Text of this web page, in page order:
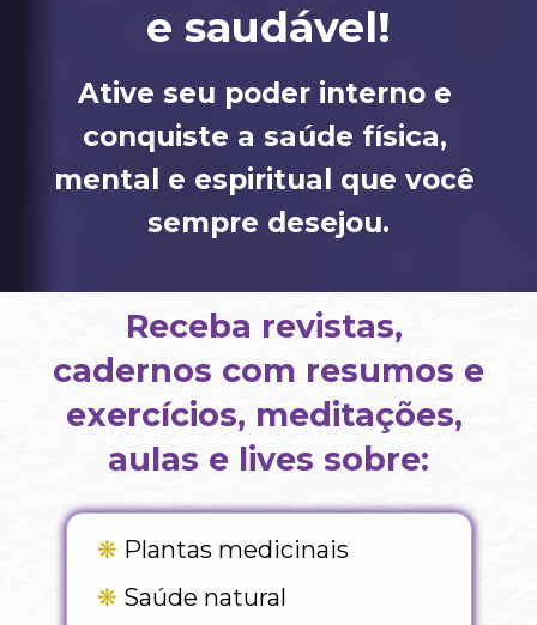
e saudável!
Ative seu poder interno e
conquiste a saúde física,
mental e espiritual que você
sempre desejou.
Receba revistas,
cadernos com resumos e
exercícios, meditações,
aulas e lives sobre:
❋ Plantas medicinais
❋ Saúde natural